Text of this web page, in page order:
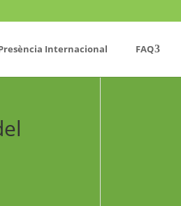
Internacional FAQ